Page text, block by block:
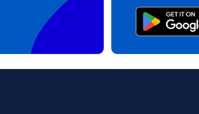
To get your eSIM, start by checking if
Then, contact your mobile carrier to
provide you with a QR code or
in your device settings. Once activated,
without needing a physical SIM card!
電子郵件